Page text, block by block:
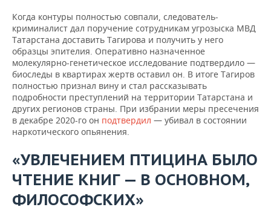
Когда контуры полностью совпали, следователь-
криминалист дал поручение сотрудникам угрозыска МВД
Татарстана доставить Тагирова и получить у него
образцы эпителия. Оперативно назначенное
молекулярно-генетическое исследование подтвердило —
биоследы в квартирах жертв оставил он. В итоге Тагиров
полностью признал вину и стал рассказывать
подробности преступлений на территории Татарстана и
других регионов страны. При избрании меры пресечения
в декабре 2020-го он подтвердил — убивал в состоянии
наркотического опьянения.
«УВЛЕЧЕНИЕМ ПТИЦИНА БЫЛО
ЧТЕНИЕ КНИГ — В ОСНОВНОМ,
ФИЛОСОФСКИХ»